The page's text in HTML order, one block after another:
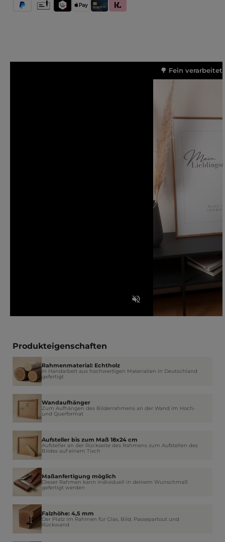
TWINT
PayPal Apple PayKredit- und Debitkarte
Klarna (Rechnung / Ratenkauf / Sofort)
Vorkasse
🌳 Fein
Produkteigenschaften
Rahmenmaterial: Echtholz
In Handarbeit aus hochwertigen Materialien in Deutschland
gefertigt
Wandaufhänger
Zum Aufhängen des Bilderrahmens an der Wand im Hoch-
und Querformat
Aufsteller bis zum Maß 18x24 cm
Aufsteller an der Rückseite des Rahmens zum Aufstellen des
Bildes auf einem Tisch
Maßanfertigung möglich
Dieser Rahmen kann individuell in deinem Wunschmaß
gefertigt werden
Falzhöhe: 4,5 mm
Der Platz im Rahmen für Glas, Bild, Passepartout und
Rückwand